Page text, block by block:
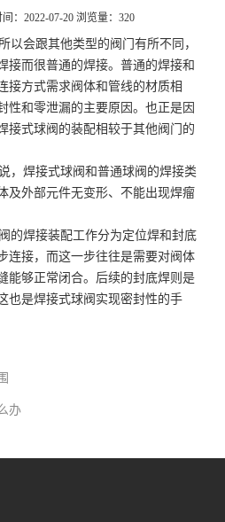
：2022-07-20 浏览量：320
以会跟其他类型的阀门有所不同，
接而很普通的焊接。普通的焊接和
接方式需求阀体和管线的材质相
性和零泄漏的主要原因。也正是因
接式球阀 的装配相较于其他阀门的
，焊接式球阀和普通球阀的焊接类
及外部元件无变形、不能出现焊瘤
的焊接装配工作分为定位焊和封底
连接，而这一步往往是需要对阀体
能够正常闭合。后续的封底焊则是
也是焊接式球阀实现密封性的手
办